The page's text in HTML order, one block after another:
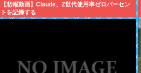
【悲報動画】Claude、Z世代使用率ゼロパーセン
トを記録する